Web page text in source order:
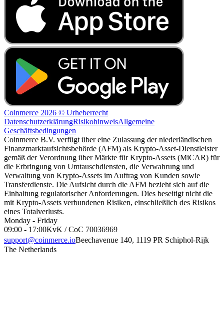
Coinmerce 2026 © Urheberrecht
DatenschutzerklärungRisikohinweisAllgemeine
Geschäftsbedingungen
Coinmerce B.V. verfügt über eine Zulassung der niederländischen
Finanzmarktaufsichtsbehörde (AFM) als Krypto-Asset-Dienstleister
gemäß der Verordnung über Märkte für Krypto-Assets (MiCAR) für
die Erbringung von Umtauschdiensten, die Verwahrung und
Verwaltung von Krypto-Assets im Auftrag von Kunden sowie
Transferdienste. Die Aufsicht durch die AFM bezieht sich auf die
Einhaltung regulatorischer Anforderungen. Dies beseitigt nicht die
mit Krypto-Assets verbundenen Risiken, einschließlich des Risikos
eines Totalverlusts.
Monday - Friday
09:00 - 17:00KvK / CoC 70036969
support@coinmerce.ioBeechavenue 140, 1119 PR Schiphol-Rijk
The Netherlands